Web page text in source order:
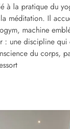
à la pratique du
méditation. Il
machine
: une discipline
du corps,